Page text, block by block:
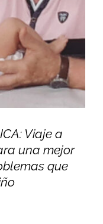
Viaje a
una mejor
que